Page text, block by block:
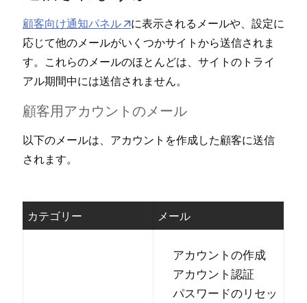
顧客向け通知パネル
に表示されるメ⁠ールや⁠、設定に
応じて他のメ⁠ールがいくつかサイトから送信されま
す⁠。これらのメ⁠ールのほとんどは⁠、サイトのトライ
アル期間中には送信されません⁠。
顧客用アカウントのメ⁠ール
以下のメ⁠ールは⁠、アカウントを作成した顧客に送信
されます⁠。
カテゴリ⁠ー メ⁠ール
アカウントの作成
アカウント認証
パスワ⁠ードのリセ⁠ッ